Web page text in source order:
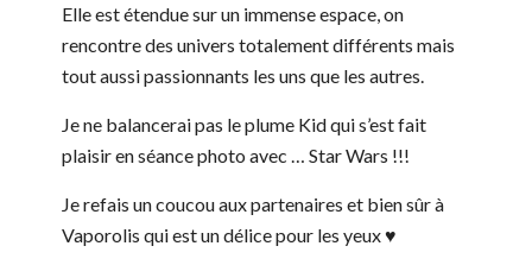
Elle est étendue sur un immense espace, on
rencontre des univers totalement différents mais
tout aussi passionnants les uns que les autres.
Je ne balancerai pas le plume Kid qui s’est fait
plaisir en séance photo avec … Star Wars !!!
Je refais un coucou aux partenaires et bien sûr à
Vaporolis qui est un délice pour les yeux ♥